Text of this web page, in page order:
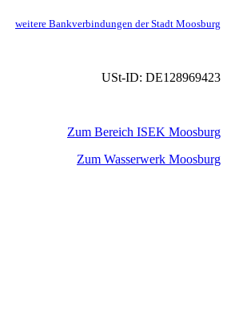
weitere Bankverbindungen der Stadt Moosburg
USt-ID: DE128969423
Zum Bereich ISEK Moosburg
Zum Wasserwerk Moosburg